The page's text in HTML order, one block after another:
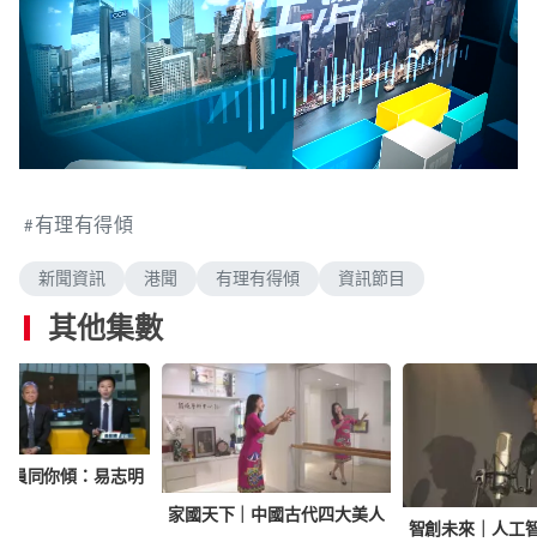
n
t
e
o
.
4
%
有理有得傾
新聞資訊 港聞 有理有得傾 資訊節目
其他集數
員同你傾：易志明
家國天下｜中國古代四大美人
智創未來｜人工